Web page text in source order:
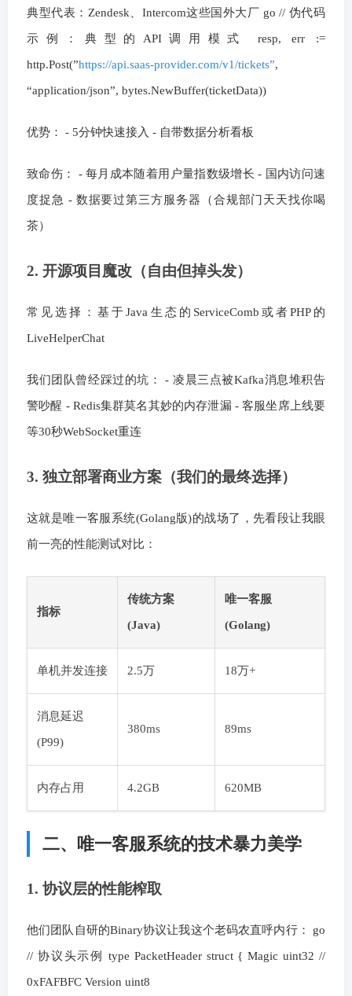
典型代表：Zendesk、Intercom这些国外大厂 go // 伪代码
示例：典型的API调用模式 resp, err :=
http.Post(”https://api.saas-provider.com/v1/tickets”,
“application/json”, bytes.NewBuffer(ticketData))
优势： - 5分钟快速接入 - 自带数据分析看板
致命伤： - 每月成本随着用户量指数级增长 - 国内访问速
度捉急 - 数据要过第三方服务器（合规部门天天找你喝
茶）
2. 开源项目魔改（自由但掉头发）
常见选择：基于Java生态的ServiceComb或者PHP的
LiveHelperChat
我们团队曾经踩过的坑： - 凌晨三点被Kafka消息堆积告
警吵醒 - Redis集群莫名其妙的内存泄漏 - 客服坐席上线要
等30秒WebSocket重连
3. 独立部署商业方案（我们的最终选择）
这就是唯一客服系统(Golang版)的战场了，先看段让我眼
前一亮的性能测试对比：
指标
传统方案
(Java)
唯一客服
(Golang)
单机并发连接 2.5万 18万+
消息延迟
(P99)
380ms 89ms
内存占用 4.2GB 620MB
二、唯一客服系统的技术暴力美学
1. 协议层的性能榨取
他们团队自研的Binary协议让我这个老码农直呼内行： go
// 协议头示例 type PacketHeader struct { Magic uint32 //
0xFAFBFC Version uint8